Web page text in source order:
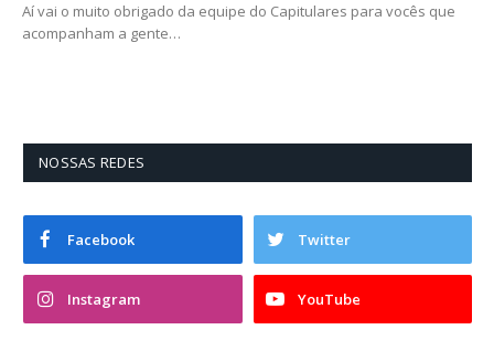
Aí vai o muito obrigado da equipe do Capitulares para vocês que
acompanham a gente…
NOSSAS REDES
Facebook Twitter
Instagram YouTube